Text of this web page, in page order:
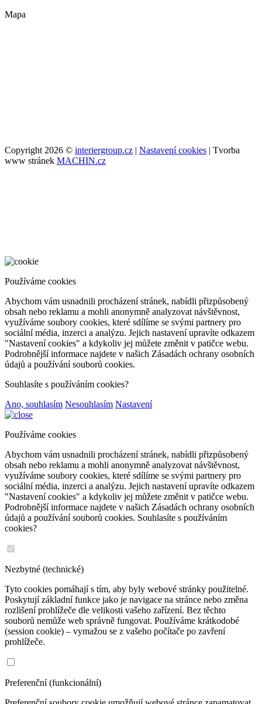
Mapa
Copyright 2026 © interiergroup.cz | Nastavení cookies | Tvorba
www stránek MACHIN.cz
Používáme cookies
Abychom vám usnadnili procházení stránek, nabídli přizpůsobený
obsah nebo reklamu a mohli anonymně analyzovat návštěvnost,
využíváme soubory cookies, které sdílíme se svými partnery pro
sociální média, inzerci a analýzu. Jejich nastavení upravíte odkazem
"Nastavení cookies" a kdykoliv jej můžete změnit v patičce webu.
Podrobnější informace najdete v našich Zásadách ochrany osobních
údajů a používání souborů cookies.
Souhlasíte s používáním cookies?
Ano, souhlasím Nesouhlasím Nastavení
Používáme cookies
Abychom vám usnadnili procházení stránek, nabídli přizpůsobený
obsah nebo reklamu a mohli anonymně analyzovat návštěvnost,
využíváme soubory cookies, které sdílíme se svými partnery pro
sociální média, inzerci a analýzu. Jejich nastavení upravíte odkazem
"Nastavení cookies" a kdykoliv jej můžete změnit v patičce webu.
Podrobnější informace najdete v našich Zásadách ochrany osobních
údajů a používání souborů cookies. Souhlasíte s používáním
cookies?
Nezbytné (technické)
Tyto cookies pomáhají s tím, aby byly webové stránky použitelné.
Poskytují základní funkce jako je navigace na stránce nebo změna
rozlišení prohlížeče dle velikosti vašeho zařízení. Bez těchto
souborů nemůže web správně fungovat. Používáme krátkodobé
(session cookie) – vymažou se z vašeho počítače po zavření
prohlížeče.
Preferenční (funkcionální)